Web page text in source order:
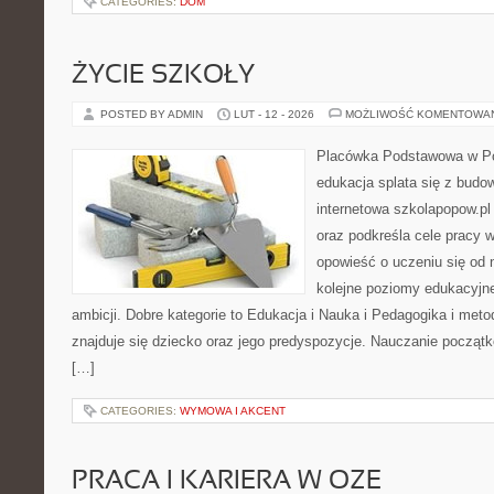
ŻYCIE SZKOŁY
POSTED BY ADMIN LUT - 12 - 2026 MOŻLIWOŚĆ
Placówka Podstawowa w
edukacja splata się z
internetowa
oraz podkreśla cele pracy
opowieść o uczeniu się od
kolejne poziomy
ambicji. Dobre kategorie to Edukacja i Nauka i Pedagogika i
znajduje się dziecko oraz jego predyspozycje. Nauczanie
[…]
CATEGORIES: WYMOWA I AKCENT
PRACA I KARIERA W OZE